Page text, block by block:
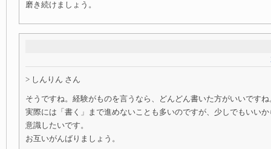
磨き続けましょう。
> しんりん さん
そうですね。経験がものを言うなら、どんどん書いた方がいいですね
実際には「書く」まで進めないことも多いのですが、少しでもいい
意識したいです。
お互いがんばりましょう。